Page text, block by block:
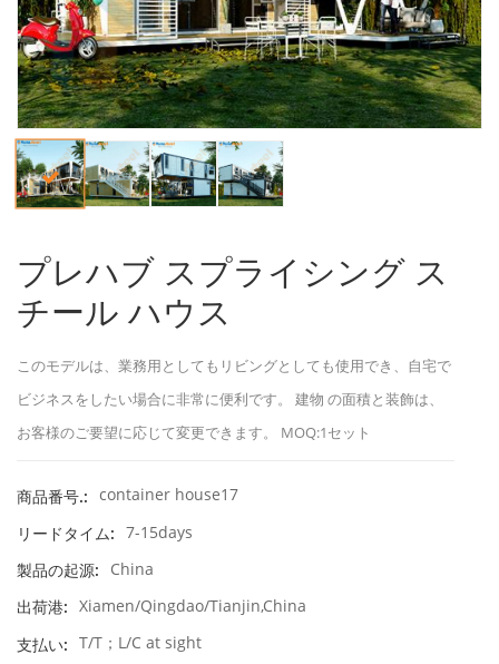
プレハブ スプライシング ス
チール ハウス
このモデルは、業務用としてもリビングとしても使用でき、自宅で
ビジネスをしたい場合に非常に便利です。 建物 の面積と装飾は、
お客様のご要望に応じて変更できます。 MOQ:1セット
商品番号.: container house17
リードタイム: 7-15days
製品の起源:
China
出荷港: Xiamen/Qingdao/Tianjin,China
支払い: T/T；L/C at sight